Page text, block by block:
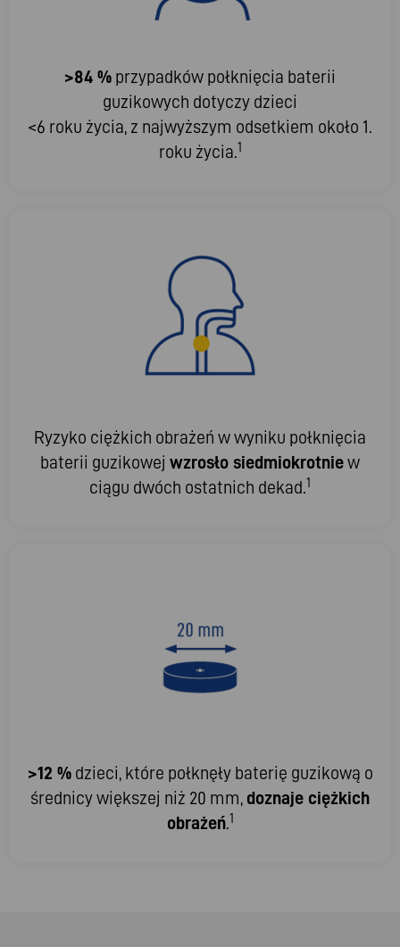
>84 % przypadków połknięcia baterii
guzikowych dotyczy dzieci
<6 roku życia, z najwyższym odsetkiem około 1.
roku życia.1
Ryzyko ciężkich obrażeń w wyniku połknięcia
baterii guzikowej wzrosło siedmiokrotniew
ciągu dwóch ostatnich dekad.1
>12 %dzieci, które połknęły baterię guzikową o
średnicy większej niż 20 mm, doznaje ciężkich
obrażeń.1